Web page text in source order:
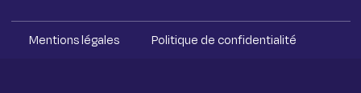
Mentions légales Politique de confidentialité